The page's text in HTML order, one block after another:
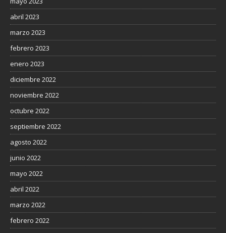
abril 2023
marzo 2023
febrero 2023
enero 2023
diciembre 2022
noviembre 2022
octubre 2022
septiembre 2022
agosto 2022
junio 2022
mayo 2022
abril 2022
marzo 2022
febrero 2022